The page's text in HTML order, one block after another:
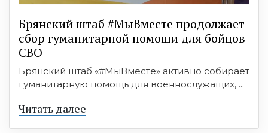
Брянский штаб #МыВместе продолжает
сбор гуманитарной помощи для бойцов
СВО
Брянский штаб «#МыВместе» активно собирает
гуманитарную помощь для военнослужащих, ...
Читать далее